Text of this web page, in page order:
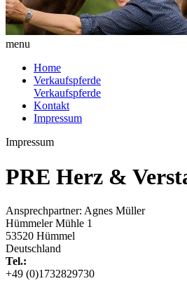
menu
Home
Verkaufspferde
Verkaufspferde
Kontakt
Impressum
Impressum
PRE Herz &
Ansprechpartner: Agnes Müller
Hümmeler Mühle 1
53520 Hümmel
Deutschland
Tel.:
+49 (0)1732829730